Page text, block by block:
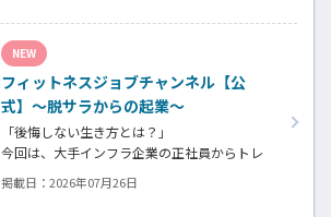
の皆様からは働き甲斐や動機、お客様からは
そのスタッフの皆様がつくる施設やフィット
ネスについての魅力を語っていただきました。
NEW
フィットネスジョブチャンネル【公
式】～脱サラからの起業～
「後悔しない生き方とは？」
今回は、大手インフラ企業の正社員からトレ
ーナー業未経験でパーソナルジムオーナーへ
転身された、パーソナルジム「ギフト」代表
掲載日： 2026年07月26日